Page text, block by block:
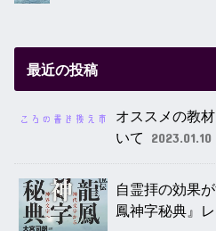
最近の投稿
オススメの教
いて
2023.01.10
自霊拝の効果
鳳神字秘典』